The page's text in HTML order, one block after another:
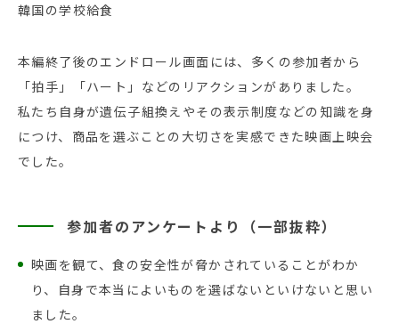
韓国の学校給食
本編終了後のエンドロール画面には、多くの参加者から
「拍手」「ハート」などのリアクションがありました。
私たち自身が遺伝子組換えやその表示制度などの知識を身
につけ、商品を選ぶことの大切さを実感できた映画上映会
でした。
参加者のアンケートより（一部抜粋）
映画を観て、食の安全性が脅かされていることがわか
り、自身で本当によいものを選ばないといけないと思い
ました。